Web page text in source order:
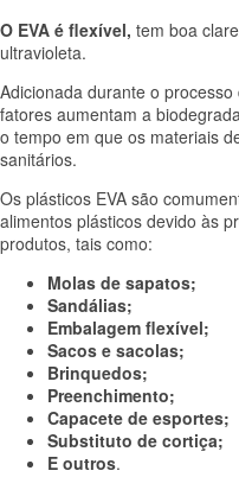
O EVA é flexível, tem boa
ultravioleta.
Adicionada durante o
fatores aumentam a
o tempo em que os materiais
sanitários.
Os plásticos EVA são
alimentos plásticos devido às
produtos, tais como:
Molas de sapatos;
Sandálias;
Embalagem flexível;
Sacos e sacolas;
Brinquedos;
Preenchimento;
Capacete de esportes;
Substituto de cortiça;
E outros.